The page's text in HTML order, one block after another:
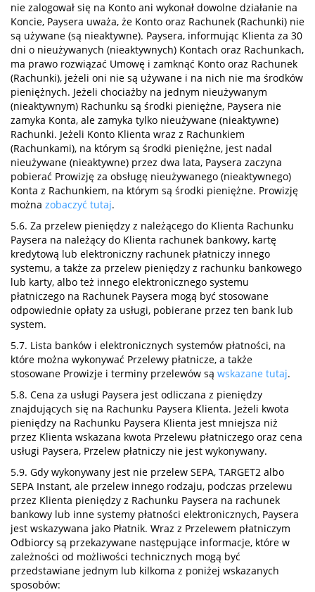
nie zalogował się na Konto ani wykonał dowolne działanie na
Koncie, Paysera uważa, że Konto oraz Rachunek (Rachunki) nie
są używane (są nieaktywne). Paysera, informując Klienta za 30
dni o nieużywanych (nieaktywnych) Kontach oraz Rachunkach,
ma prawo rozwiązać Umowę i zamknąć Konto oraz Rachunek
(Rachunki), jeżeli oni nie są używane i na nich nie ma środków
pieniężnych. Jeżeli chociażby na jednym nieużywanym
(nieaktywnym) Rachunku są środki pieniężne, Paysera nie
zamyka Konta, ale zamyka tylko nieużywane (nieaktywne)
Rachunki. Jeżeli Konto Klienta wraz z Rachunkiem
(Rachunkami), na którym są środki pieniężne, jest nadal
nieużywane (nieaktywne) przez dwa lata, Paysera zaczyna
pobierać Prowizję za obsługę nieużywanego (nieaktywnego)
Konta z Rachunkiem, na którym są środki pieniężne. Prowizję
można zobaczyć tutaj.
5.6. Za przelew pieniędzy z należącego do Klienta Rachunku
Paysera na należący do Klienta rachunek bankowy, kartę
kredytową lub elektroniczny rachunek płatniczy innego
systemu, a także za przelew pieniędzy z rachunku bankowego
lub karty, albo też innego elektronicznego systemu
płatniczego na Rachunek Paysera mogą być stosowane
odpowiednie opłaty za usługi, pobierane przez ten bank lub
system.
5.7. Lista banków i elektronicznych systemów płatności, na
które można wykonywać Przelewy płatnicze, a także
stosowane Prowizje i terminy przelewów są wskazane tutaj.
5.8. Cena za usługi Paysera jest odliczana z pieniędzy
znajdujących się na Rachunku Paysera Klienta. Jeżeli kwota
pieniędzy na Rachunku Paysera Klienta jest mniejsza niż
przez Klienta wskazana kwota Przelewu płatniczego oraz cena
usługi Paysera, Przelew płatniczy nie jest wykonywany.
5.9. Gdy wykonywany jest nie przelew SEPA, TARGET2 albo
SEPA Instant, ale przelew innego rodzaju, podczas przelewu
przez Klienta pieniędzy z Rachunku Paysera na rachunek
bankowy lub inne systemy płatności elektronicznych, Paysera
jest wskazywana jako Płatnik. Wraz z Przelewem płatniczym
Odbiorcy są przekazywane następujące informacje, które w
zależności od możliwości technicznych mogą być
przedstawiane jednym lub kilkoma z poniżej wskazanych
sposobów: